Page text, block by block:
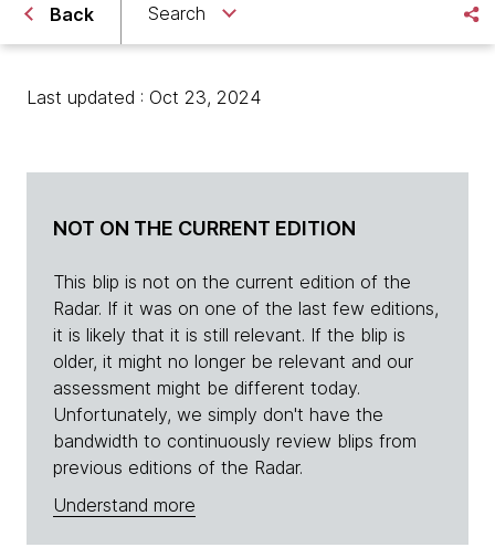
Back Search
Last updated : Oct 23, 2024
NOT ON THE CURRENT EDITION
This blip is not on the current edition of the
Radar. If it was on one of the last few editions,
it is likely that it is still relevant. If the blip is
older, it might no longer be relevant and our
assessment might be different today.
Unfortunately, we simply don't have the
bandwidth to continuously review blips from
previous editions of the Radar.
Understand more